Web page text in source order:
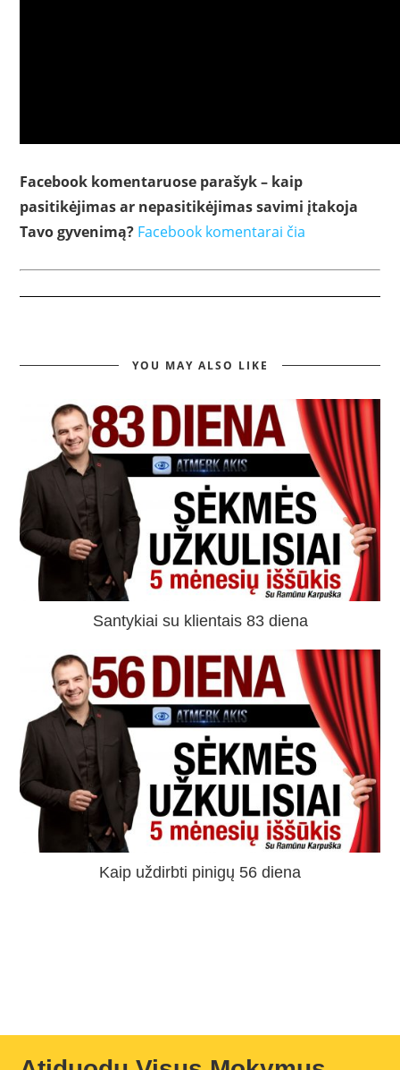
Facebook komentaruose parašyk – kaip
pasitikėjimas ar nepasitikėjimas savimi įtakoja
Tavo gyvenimą? Facebook komentarai čia
YOU MAY ALSO LIKE
Santykiai su klientais 83 diena
Kaip uždirbti pinigų 56 diena